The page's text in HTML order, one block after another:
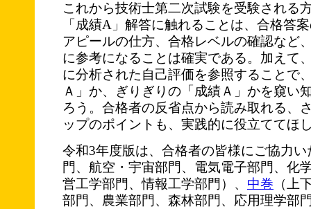
これから技術士第二次試験を受験される
「成績A」解答に触れることは、合格答
アピールの仕方、合格レベルの確認など
に参考になることは確実である。加えて
に分析された自己評価を参照することで
Ａ」か、ぎりぎりの「成績Ａ」かを窺い
ろう。合格者の反省点から読み取れる、
ップのポイントも、実践的に役立ててほ
令和3年度版は、合格者の皆様にご協力
門、航空・宇宙部門、電気電子部門、化
営工学部門、情報工学部門）、 中巻 （上
部門、農業部門、森林部門、応用理学部